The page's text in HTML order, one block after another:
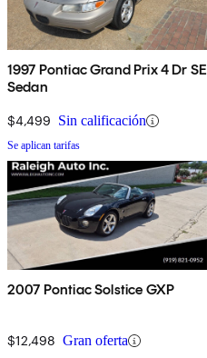
1997 Pontiac Grand Prix 4 Dr SE
Sedan
$4,499 Sin calificación
Se aplican tarifas
2007 Pontiac Solstice GXP
$12,498 Gran oferta